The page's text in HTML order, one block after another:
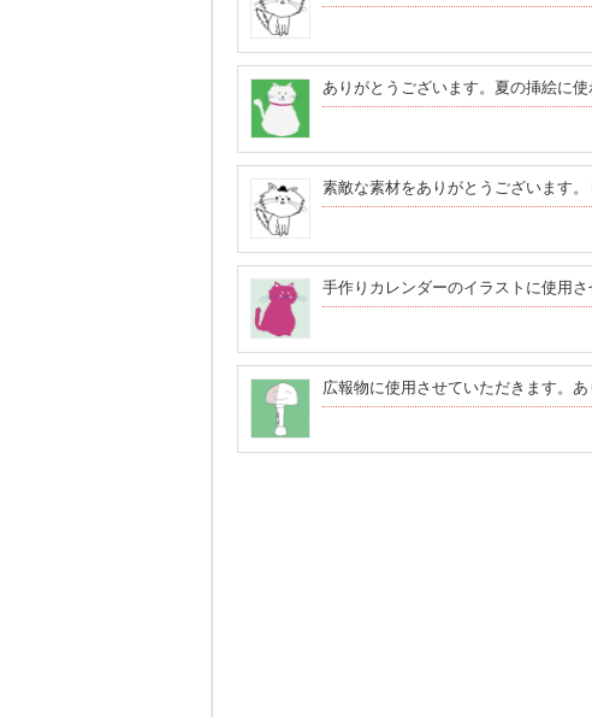
ありがとうございます。夏の挿絵に使
素敵な素材をありがとうございます
手作りカレンダーのイラストに使用さ
広報物に使用させていただきます。あ